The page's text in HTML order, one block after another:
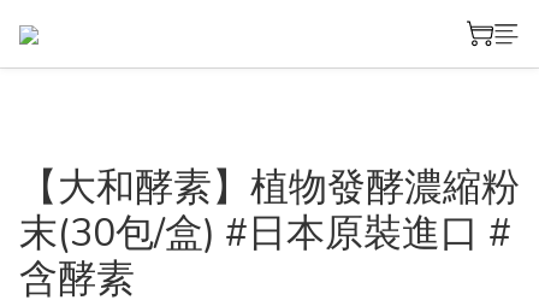
【大和酵素】植物發酵濃縮粉
末(30包/盒) #日本原裝進口 #
含酵素